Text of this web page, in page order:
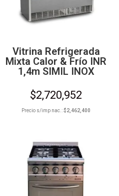
Vitrina Refrigerada
Mixta Calor & Frío INR
1,4m SIMIL INOX
$2,720,952
Precio s/imp nac.:$2,462,400